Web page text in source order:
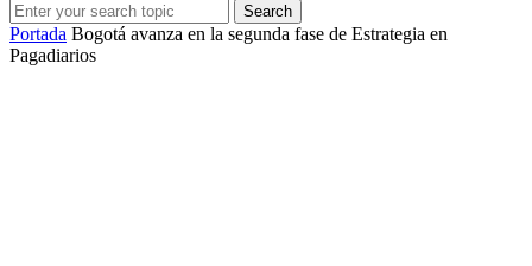
Search
Portada Bogotá avanza en la segunda fase de Estrategia en
Pagadiarios